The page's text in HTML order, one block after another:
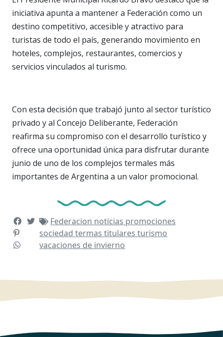
iniciativa apunta a mantener a Federación como un
destino competitivo, accesible y atractivo para
turistas de todo el país, generando movimiento en
hoteles, complejos, restaurantes, comercios y
servicios vinculados al turismo.
Con esta decisión que trabajó junto al sector turístico
privado y al Concejo Deliberante, Federación
reafirma su compromiso con el desarrollo turístico y
ofrece una oportunidad única para disfrutar durante
junio de uno de los complejos termales más
importantes de Argentina a un valor promocional.
Federacion noticias promociones
sociedadtermastitularesturismo
vacaciones de invierno